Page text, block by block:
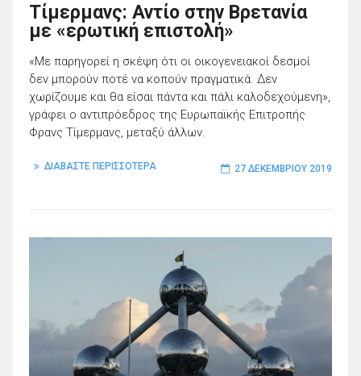
Tίμερμανς: Αντίο στην Βρετανία
με «ερωτική επιστολή»
«Με παρηγορεί η σκέψη ότι οι οικογενειακοί δεσμοί
δεν μπορούν ποτέ να κοπούν πραγματικά. Δεν
χωρίζουμε και θα είσαι πάντα και πάλι καλοδεχούμενη»,
γράφει ο αντιπρόεδρος της Ευρωπαϊκής Επιτροπής
Φρανς Τίμερμανς, μεταξύ άλλων.
ΔΙΑΒΑΣΤΕ ΠΕΡΙΣΣΟΤΕΡΑ 27 ΔΕΚΕΜΒΡΊΟΥ 2019